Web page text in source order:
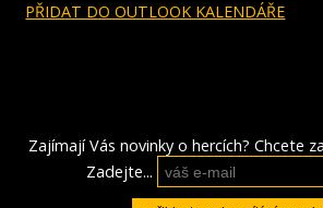
PŘIDAT DO OUTLOOK KALENDÁŘE
Zajímají Vás novinky o hercích? Chcete
Zadejte...